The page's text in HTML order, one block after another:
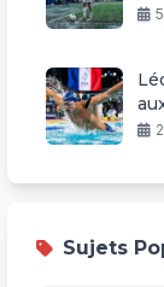
Sujets